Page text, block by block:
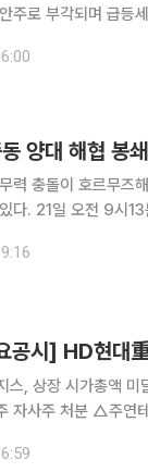
주로 부각되며 급등
포인트(1.91%) 내
력 충돌이 호르무즈
19.57% 오른 4950
로 즉각적인 해상 봉
장 시가총액 미달 상태
목적 보통주 100주 제3자배정 유상증자 결
생산 중단. 특별안